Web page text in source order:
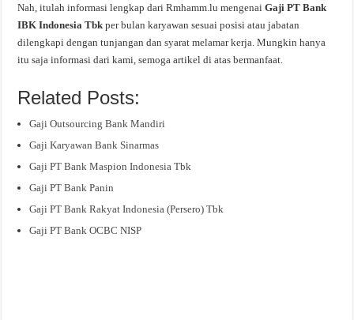
Nah, itulah informasi lengkap dari Rmhamm.lu mengenaiGaji PT Bank
IBK Indonesia Tbkper bulan karyawan sesuai posisi atau jabatan
dilengkapi dengan tunjangan dan syarat melamar kerja. Mungkin hanya
itu saja informasi dari kami, semoga artikel di atas bermanfaat.
Related Posts:
Gaji Outsourcing Bank Mandiri
Gaji Karyawan Bank Sinarmas
Gaji PT Bank Maspion Indonesia Tbk
Gaji PT Bank Panin
Gaji PT Bank Rakyat Indonesia (Persero) Tbk
Gaji PT Bank OCBC NISP